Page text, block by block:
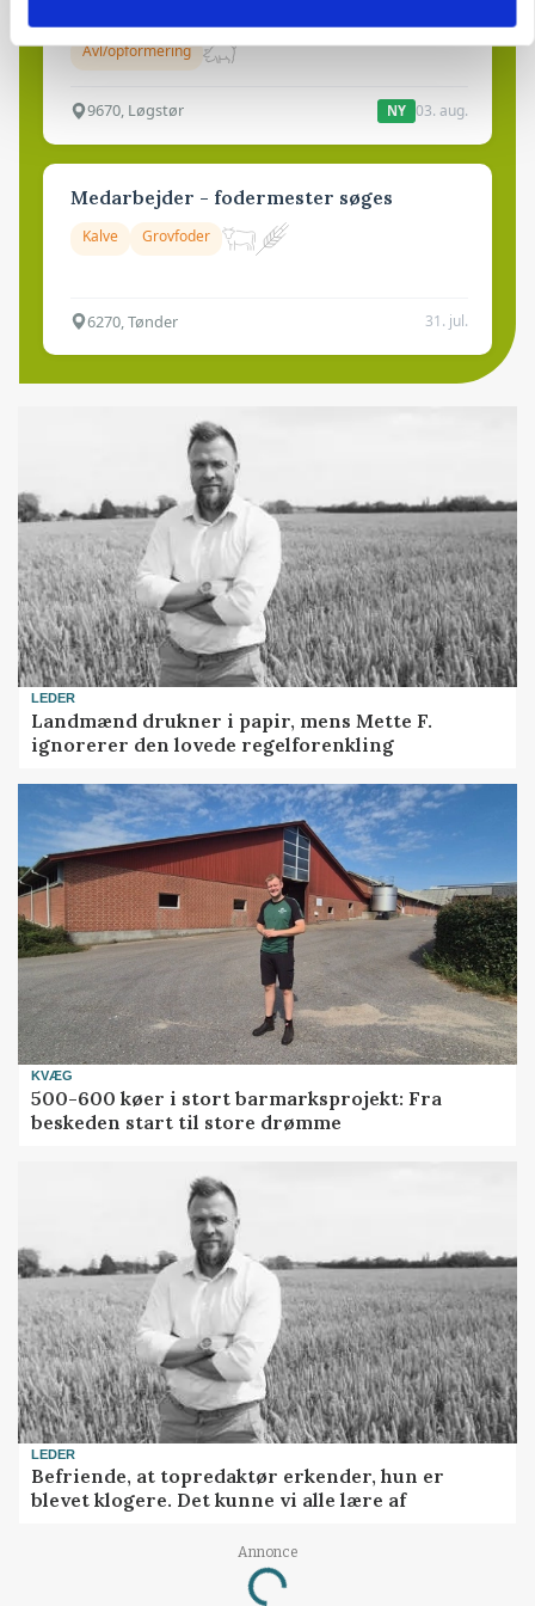
Avl/opformering
9670, Løgstør NY 03. aug.
Medarbejder - fodermester søges
Kalve Grovfoder
6270, Tønder 31. jul.
LEDER
Landmænd drukner i papir, mens Mette F.
ignorerer den lovede regelforenkling
KVÆG
500-600 køer i stort barmarksprojekt: Fra
beskeden start til store drømme
LEDER
Befriende, at topredaktør erkender, hun er
blevet klogere. Det kunne vi alle lære af
Annonce
Loading...